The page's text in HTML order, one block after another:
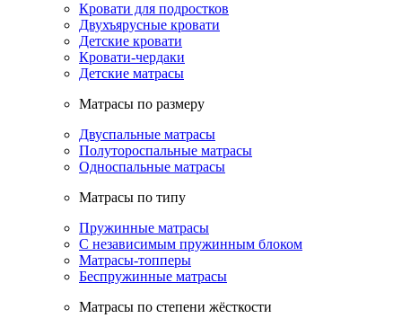
Кровати для подростков
Двухъярусные кровати
Детские кровати
Кровати-чердаки
Детские матрасы
Матрасы по размеру
Двуспальные матрасы
Полутороспальные матрасы
Односпальные матрасы
Матрасы по типу
Пружинные матрасы
С независимым пружинным блоком
Матрасы-топперы
Беспружинные матрасы
Матрасы по степени жёсткости